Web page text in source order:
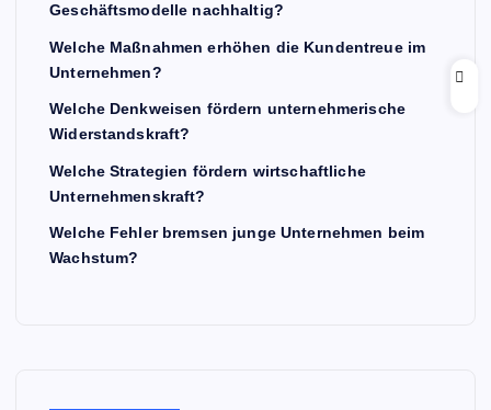
Geschäftsmodelle nachhaltig?
Welche Maßnahmen erhöhen die Kundentreue im
Unternehmen?
Welche Denkweisen fördern unternehmerische
Widerstandskraft?
Welche Strategien fördern wirtschaftliche
Unternehmenskraft?
Welche Fehler bremsen junge Unternehmen beim
Wachstum?